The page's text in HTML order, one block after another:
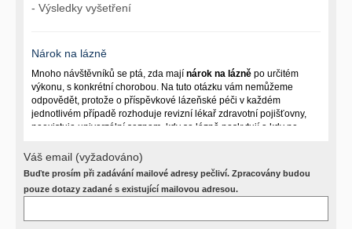
- Výsledky vyšetření
Nárok na lázně
Mnoho návštěvníků se ptá, zda mají nárok na lázně po určitém
výkonu, s konkrétní chorobou. Na tuto otázku vám nemůžeme
odpovědět, protože o příspěvkové lázeňské péči v každém
jednotlivém případě rozhoduje revizní lékař zdravotní pojišťovny,
neexistuje univerzální seznam, kdy se lázně poskytují a kdy ne.
postižení pacienta a dalších zdravotních okolnostech.
Požádejte svého ošetřujícího lékaře o návrh, který pak posoudí
příslušný revizní lékař. My vám spolehlivou odpověď dát
Váš email (vyžadováno)
Buďte prosím při zadávání mailové adresy pečliví. Zpracovány budou
pouze dotazy zadané s existující mailovou adresou.